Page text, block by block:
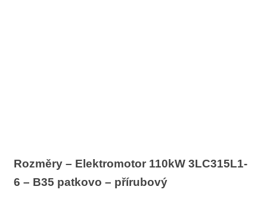
Rozměry – Elektromotor 110kW 3LC315L1-
6 – B35 patkovo – přírubový